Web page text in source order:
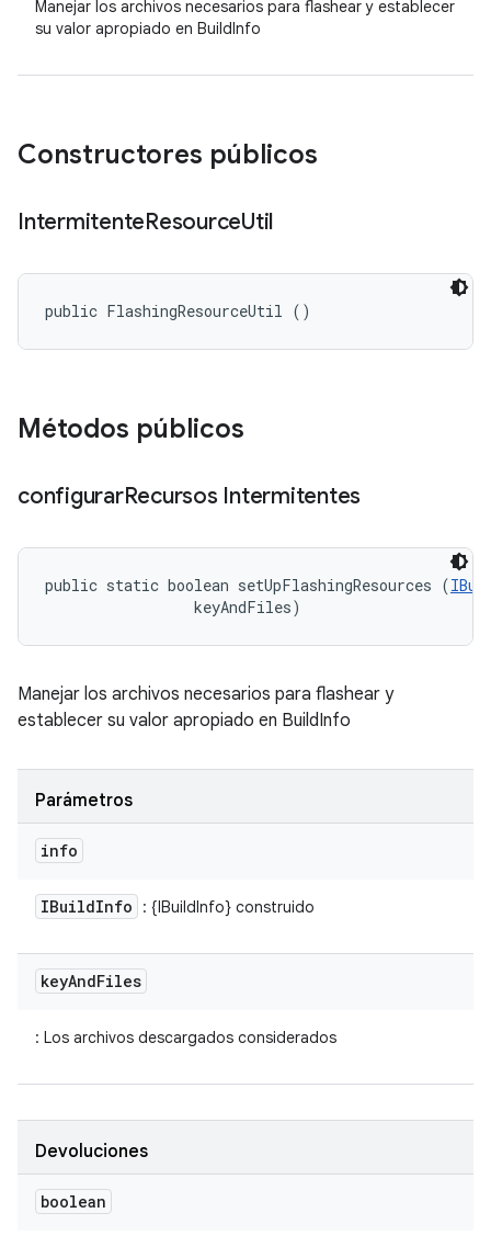
Manejar los archivos necesarios para flashear y establecer
su valor apropiado en BuildInfo
Constructores públicos
IntermitenteResourceUtil
public FlashingResourceUtil ()
Métodos públicos
configurarRecursos Intermitentes
public static boolean setUpFlashingResources (
keyAndFiles)
Manejar los archivos necesarios para flashear y
establecer su valor apropiado en BuildInfo
Parámetros
info
IBuildInfo : {IBuildInfo} construido
keyAndFiles
: Los archivos descargados considerados
Devoluciones
boolean